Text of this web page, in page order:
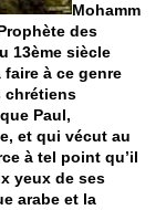
Mohamm
des
13ème siècle
faire à ce genre
chrétiens
Paul,
et qui vécut au
à tel point qu’il
yeux de ses
arabe et la